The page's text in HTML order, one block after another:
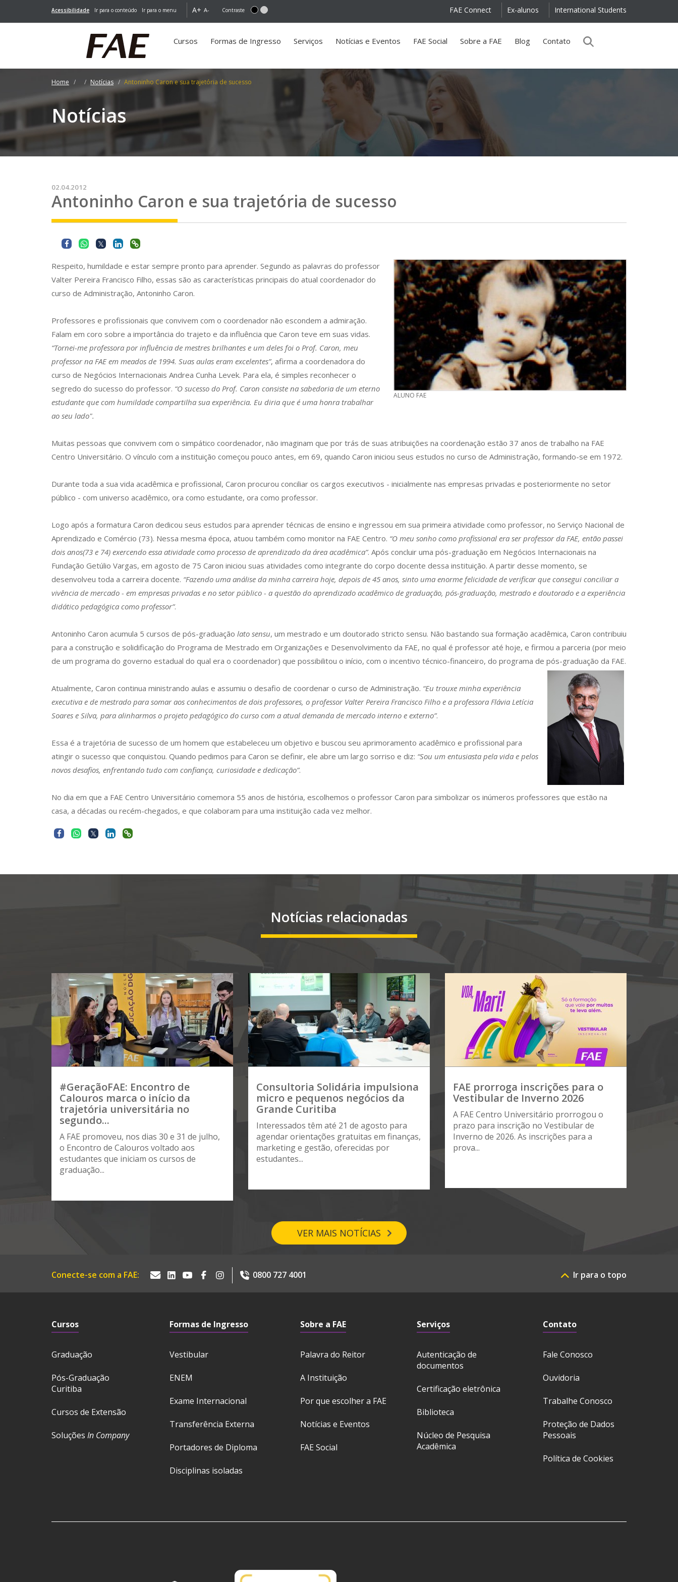
Acessibilidade Ir para o conteúdo Ir para o menu A+ A- Contraste International Students
Ex-alunos
FAE Connect
Cursos Formas de Ingresso Serviços Notícias e Eventos FAE Social Sobre a FAE Blog Contato
Home Notícias Antoninho Caron e sua trajetória de sucesso
Notícias
02.04.2012
Antoninho Caron e sua trajetória de sucesso
ALUNO FAE
Respeito, humildade e estar sempre pronto para aprender. Segundo as palavras do professor
Valter Pereira Francisco Filho, essas são as características principais do atual coordenador do
curso de Administração, Antoninho Caron.
Professores e profissionais que convivem com o coordenador não escondem a admiração.
Falam em coro sobre a importância do trajeto e da influência que Caron teve em suas vidas.
“Tornei-me professora por influência de mestres brilhantes e um deles foi o Prof. Caron, meu
professor na FAE em meados de 1994. Suas aulas eram excelentes”, afirma a coordenadora do
curso de Negócios Internacionais Andrea Cunha Levek. Para ela, é simples reconhecer o
segredo do sucesso do professor. “O sucesso do Prof. Caron consiste na sabedoria de um eterno
estudante que com humildade compartilha sua experiência. Eu diria que é uma honra trabalhar
ao seu lado".
Muitas pessoas que convivem com o simpático coordenador, não imaginam que por trás de suas atribuições na coordenação estão 37 anos de trabalho na FAE
Centro Universitário. O vínculo com a instituição começou pouco antes, em 69, quando Caron iniciou seus estudos no curso de Administração, formando-se em 1972.
Durante toda a sua vida acadêmica e profissional, Caron procurou conciliar os cargos executivos - inicialmente nas empresas privadas e posteriormente no setor
público - com universo acadêmico, ora como estudante, ora como professor.
Logo após a formatura Caron dedicou seus estudos para aprender técnicas de ensino e ingressou em sua primeira atividade como professor, no Serviço Nacional de
Aprendizado e Comércio (73). Nessa mesma época, atuou também como monitor na FAE Centro. “O meu sonho como profissional era ser professor da FAE, então passei
dois anos(73 e 74) exercendo essa atividade como processo de aprendizado da área acadêmica”. Após concluir uma pós-graduação em Negócios Internacionais na
Fundação Getúlio Vargas, em agosto de 75 Caron iniciou suas atividades como integrante do corpo docente dessa instituição. A partir desse momento, se
desenvolveu toda a carreira docente. “Fazendo uma análise da minha carreira hoje, depois de 45 anos, sinto uma enorme felicidade de verificar que consegui conciliar a
vivência de mercado - em empresas privadas e no setor público - a questão do aprendizado acadêmico de graduação, pós-graduação, mestrado e doutorado e a experiência
didático pedagógica como professor”.
Antoninho Caron acumula 5 cursos de pós-graduação lato sensu, um mestrado e um doutorado stricto sensu. Não bastando sua formação acadêmica, Caron contribuiu
para a construção e solidificação do Programa de Mestrado em Organizações e Desenvolvimento da FAE, no qual é professor até hoje, e firmou a parceria (por meio
de um programa do governo estadual do qual era o coordenador) que possibilitou o início, com o incentivo técnico-financeiro, do programa de pós-graduação da FAE.
Atualmente, Caron continua ministrando aulas e assumiu o desafio de coordenar o curso de Administração. “Eu trouxe minha experiência
executiva e de mestrado para somar aos conhecimentos de dois professores, o professor Valter Pereira Francisco Filho e a professora Flávia Letícia
Soares e Silva, para alinharmos o projeto pedagógico do curso com a atual demanda de mercado interno e externo”.
Essa é a trajetória de sucesso de um homem que estabeleceu um objetivo e buscou seu aprimoramento acadêmico e profissional para
atingir o sucesso que conquistou. Quando pedimos para Caron se definir, ele abre um largo sorriso e diz: “Sou um entusiasta pela vida e pelos
novos desafios, enfrentando tudo com confiança, curiosidade e dedicação”.
No dia em que a FAE Centro Universitário comemora 55 anos de história, escolhemos o professor Caron para simbolizar os inúmeros professores que estão na
casa, a décadas ou recém-chegados, e que colaboram para uma instituição cada vez melhor.
Notícias relacionadas
#GeraçãoFAE: Encontro de
Calouros marca o início da
trajetória universitária no
segundo...
A FAE promoveu, nos dias 30 e 31 de julho,
o Encontro de Calouros voltado aos
estudantes que iniciam os cursos de
graduação...
Consultoria Solidária impulsiona
micro e pequenos negócios da
Grande Curitiba
Interessados têm até 21 de agosto para
agendar orientações gratuitas em finanças,
marketing e gestão, oferecidas por
estudantes...
FAE prorroga inscrições para o
Vestibular de Inverno 2026
A FAE Centro Universitário prorrogou o
prazo para inscrição no Vestibular de
Inverno de 2026. As inscrições para a
prova...
VER MAIS NOTÍCIAS
Conecte-se com a FAE: 0800 727 4001 Ir para o topo
Cursos
Graduação
Pós-Graduação
Curitiba
Cursos de Extensão
Soluções In Company
Formas de Ingresso
Vestibular
ENEM
Exame Internacional
Transferência Externa
Portadores de Diploma
Disciplinas isoladas
Sobre a FAE
Palavra do Reitor
A Instituição
Por que escolher a FAE
Notícias e Eventos
FAE Social
Serviços
Autenticação de
documentos
Certificação eletrônica
Biblioteca
Núcleo de Pesquisa
Acadêmica
Contato
Fale Conosco
Ouvidoria
Trabalhe Conosco
Proteção de Dados
Pessoais
Política de Cookies